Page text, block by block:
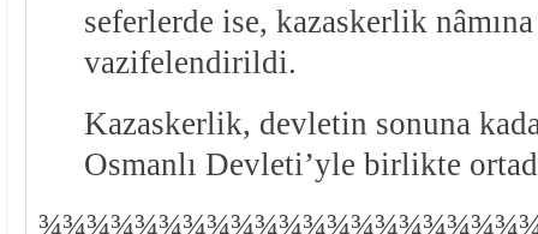
seferlerde ise, kazaskerlik
vazifelendirildi.
Kazaskerlik, devletin sonuna
Osmanlı Devleti’yle birlikte
¾¾